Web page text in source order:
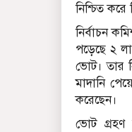
নিশ্চিত
নির্বাচন
পড়েছে ২
ভোট। তার
মাদানি
করেছেন।
ভোট গ্রহণ